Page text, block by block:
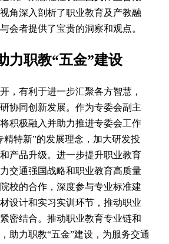
角深入剖析了职业教育及产教融
会者提供了宝贵的洞察和观点。
力职教“五金”建设
，有利于进一步汇聚各方智慧，
协同创新发展。作为专委会副主
积极融入并助力推进专委会工作
精特新”的发展理念，加大研发投
产品升级。进一步提升职业教育
交通强国战略和职业教育高质量
校的合作，深度参与专业标准建
设计和实习实训环节，推动职业
密结合。推动职业教育专业链和
助力职教“五金”建设，为服务交通